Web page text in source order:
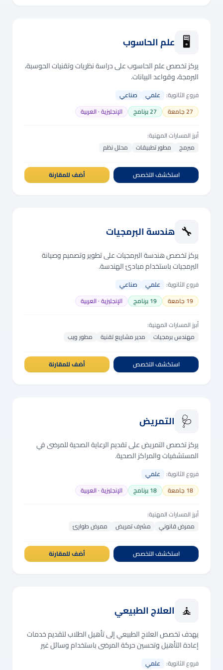
🖥️ علم الحاسوب
يركز تخصص علم الحاسوب على دراسة نظريات وتقنيات الحوسبة،
البرمجة، وقواعد البيانات.
فروع الثانوية: علمي
صناعي
27جامعة 27برنامج الإنجليزية · العربية
أبرز المسارات المهنية:
مبرمج
مطور تطبيقات محلل نظم
استكشف التخصص أضف للمقارنة
🔧 هندسة البرمجيات
يركز تخصص هندسة البرمجيات على تطوير وتصميم وصيانة
البرمجيات باستخدام مبادئ الهندسة.
فروع الثانوية: علمي
صناعي
19 جامعة 19برنامج الإنجليزية · العربية
أبرز المسارات المهنية:
مهندس برمجيات
مدير مشاريع تقنية مطور ويب
استكشف التخصص أضف للمقارنة
🩺 التمريض
يركز تخصص التمريض على تقديم الرعاية الصحية للمرضى في
المستشفيات والمراكز الصحية.
فروع الثانوية: علمي
18 جامعة 18برنامج الإنجليزية · العربية
أبرز المسارات المهنية:
ممرض قانوني
مشرف تمريض ممرض طوارئ
استكشف التخصص أضف للمقارنة
🧘 العلاج الطبيعي
يهدف تخصص العلاج الطبيعي إلى تأهيل الطلاب لتقديم خدمات
إعادة التأهيل وتحسين حركة المرضى باستخدام وسائل غير
فروع الثانوية: علمي